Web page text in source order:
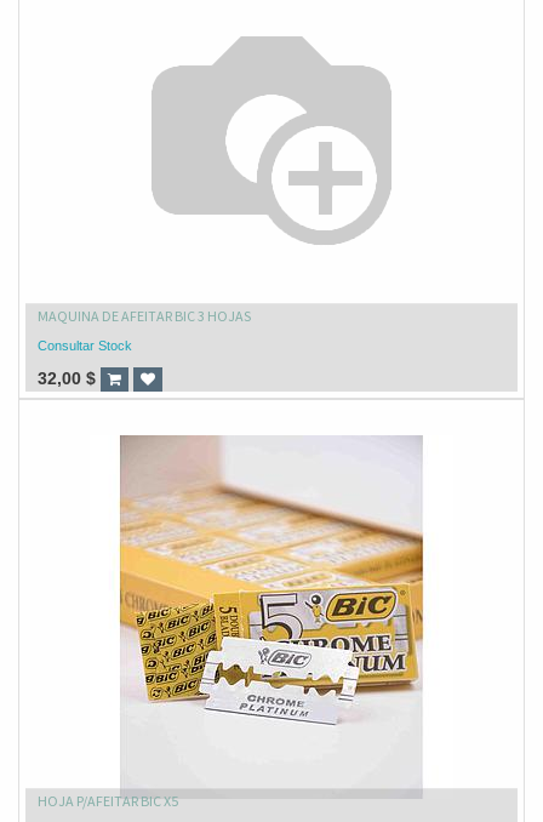
MAQUINA DE AFEITAR BIC 3 HOJAS
Consultar Stock
32,00 $
HOJA P/AFEITAR BIC X5